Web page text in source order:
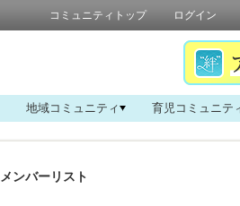
コミュニティトップ ログイン
地域コミュニティ 育児コミュニテ
メンバーリスト